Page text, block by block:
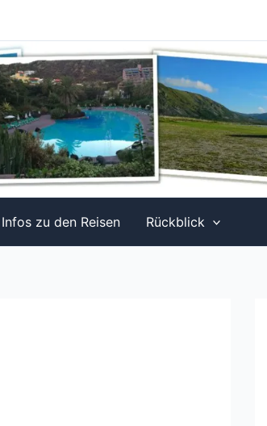
Infos zu den Reisen Rückblick